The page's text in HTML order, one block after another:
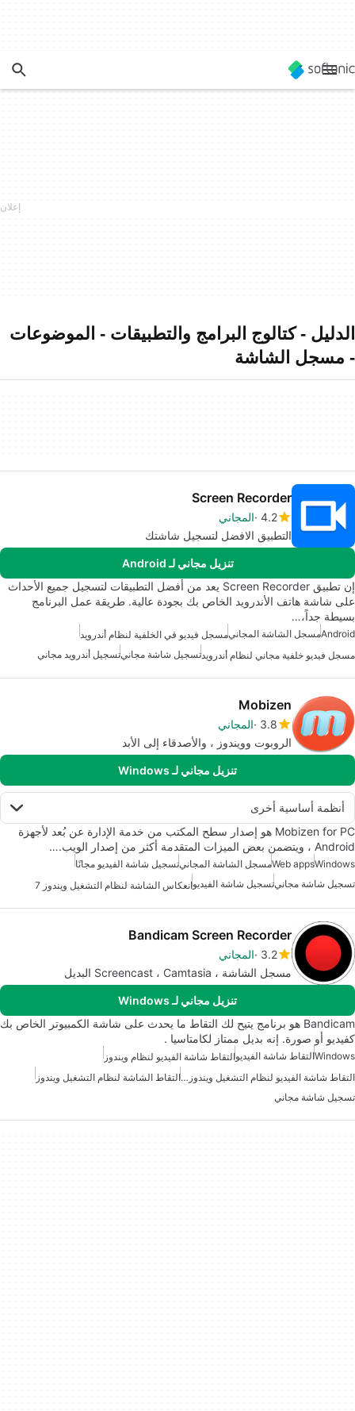
الدليل - كتالوج البرامج والتطبيقات - الموضوعات
- مسجل الشاشة
Screen Recorder
4.2 المجاني
التطبيق الافضل لتسجيل شاشتك
تنزيل مجاني لـ Android
إن تطبيق Screen Recorder يعد من أفضل التطبيقات لتسجيل جميع الأحداث
على شاشة هاتف الأندرويد الخاص بك بجودة عالية. طريقة عمل البرنامج
بسيطة جداً،…
Androidمسجل الشاشة المجانيمسجل فيديو في الخلفية لنظام أندرويد
مسجل فيديو خلفية مجاني لنظام أندرويدتسجيل شاشة مجانيتسجيل أندرويد مجاني
Mobizen
3.8 المجاني
الروبوت وويندوز ، والأصدقاء إلى الأبد
تنزيل مجاني لـ Windows
أنظمة أساسية أخرى
Mobizen for PC هو إصدار سطح المكتب من خدمة الإدارة عن بُعد لأجهزة
Android ، ويتضمن بعض الميزات المتقدمة أكثر من إصدار الويب.…
Windows
Web appsمسجل الشاشة المجانيتسجيل شاشة الفيديو مجانًا
تسجيل شاشة مجانيتسجيل شاشة الفيديوانعكاس الشاشة لنظام التشغيل ويندوز 7
Bandicam Screen Recorder
3.2 المجاني
مسجل الشاشة ، Screencast ، Camtasia البديل
تنزيل مجاني لـ Windows
Bandicam هو برنامج يتيح لك التقاط ما يحدث على شاشة الكمبيوتر الخاص بك
كفيديو أو صورة. إنه بديل ممتاز لكامتاسيا .
Windowsالتقاط شاشة الفيديوالتقاط شاشة الفيديو لنظام ويندوز
التقاط شاشة الفيديو لنظام التشغيل ويندوز مجانًاالتقاط الشاشة لنظام التشغيل ويندوز
تسجيل شاشة مجاني